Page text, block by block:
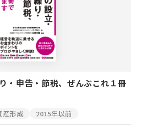
・申告・節税、ぜんぶこれ１冊
産形成 2015年以前